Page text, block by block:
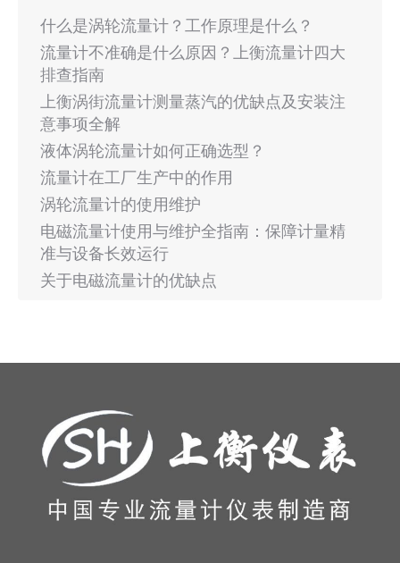
什么是涡轮流量计？工作原理是什么？
流量计不准确是什么原因？上衡流量计四大
排查指南
上衡涡街流量计测量蒸汽的优缺点及安装注
意事项全解
液体涡轮流量计如何正确选型？
流量计在工厂生产中的作用
涡轮流量计的使用维护
电磁流量计使用与维护全指南：保障计量精
准与设备长效运行
关于电磁流量计的优缺点